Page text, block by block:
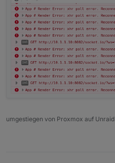
umgestiegen von Proxmox auf Unraid